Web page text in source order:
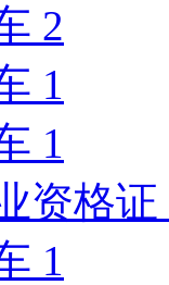
2
1
1
资格证
1